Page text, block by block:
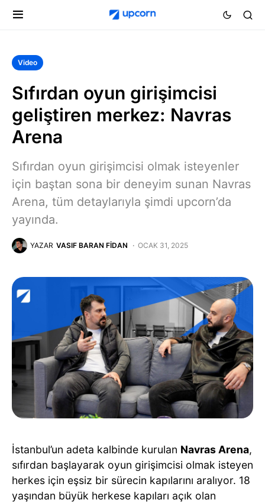
Video
Sıfırdan oyun girişimcisi
geliştiren merkez: Navras
Arena
Sıfırdan oyun girişimcisi olmak isteyenler
için baştan sona bir deneyim sunan Navras
Arena, tüm detaylarıyla şimdi upcorn’da
yayında.
YAZAR VASIF BARAN FIDAN OCAK 31, 2025
İstanbul’un adeta kalbinde kurulan Navras Arena,
sıfırdan başlayarak oyun girişimcisi olmak isteyen
herkes için eşsiz bir sürecin kapılarını aralıyor. 18
yaşından büyük herkese kapıları açık olan